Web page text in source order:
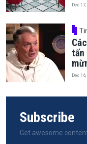
Dec
tấn
Dec
Subscribe
Get awesome